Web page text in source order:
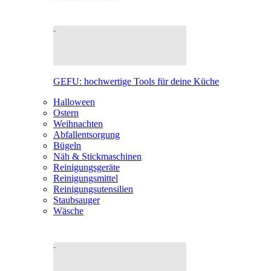
GEFU: hochwertige Tools für deine Küche
Halloween
Ostern
Weihnachten
Abfallentsorgung
Bügeln
Näh & Stickmaschinen
Reinigungsgeräte
Reinigungsmittel
Reinigungsutensilien
Staubsauger
Wäsche